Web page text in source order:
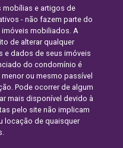
mobílias e artigos de
- não fazem parte do
mobiliados. A
de alterar qualquer
e dados de seus imóveis
do condomínio é
ou mesmo passível
Pode ocorrer de algum
mais disponível devido à
pelo site não implicam
locação de quaisquer